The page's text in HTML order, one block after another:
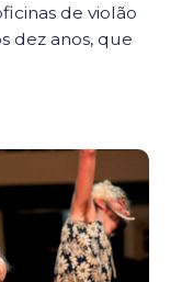
de violão
dez anos, que